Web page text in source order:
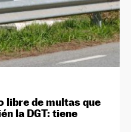
libre de multas que
la DGT: tiene